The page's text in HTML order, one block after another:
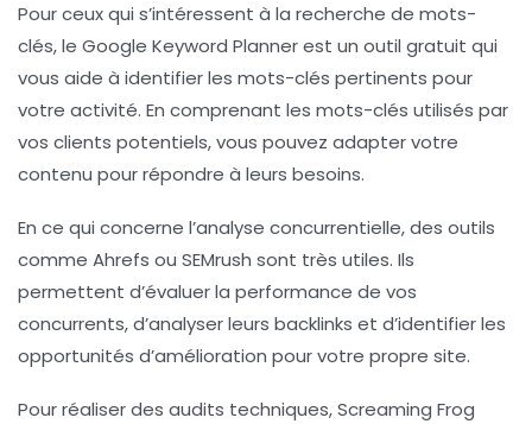
Pour ceux qui s’intéressent à la recherche de mots-
clés, le Google Keyword Plannerest un outil gratuit qui
vous aide à identifier les mots-clés pertinents pour
votre activité. En comprenant les mots-clés utilisés par
vos clients potentiels, vous pouvez adapter votre
contenu pour répondre à leurs besoins.
En ce qui concerne l’analyse concurrentielle, des outils
comme Ahrefs ou SEMrush sont très utiles. Ils
permettent d’évaluer la performance de vos
concurrents, d’analyser leurs backlinks et d’identifier les
opportunités d’amélioration pour votre propre site.
Pour réaliser des audits techniques,Screaming Frog